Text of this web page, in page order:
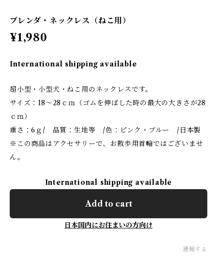
ブレンダ・ネックレス（ねこ用）
¥1,980
International shipping available
超小型・小型犬・ねこ用のネックレスです。
サイズ：18～28ｃｍ（ゴムを伸ばした時の最大の大きさが28
ｃｍ）
重さ：6ｇ/ 品質：生地等 /色：ピンク・ブルー /日本製
※この商品はアクセサリーで、お散歩用首輪ではございませ
ん。
International shipping available
Add to cart
日本国内にお住まいの方向け
通報する